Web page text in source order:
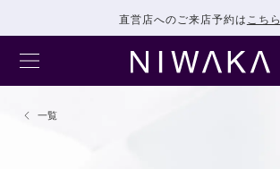
直営店へのご来店予約は こちら
一覧